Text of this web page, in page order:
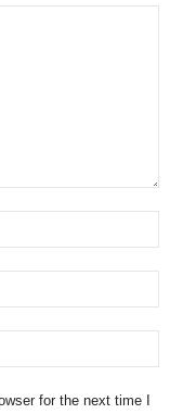
for the next time I